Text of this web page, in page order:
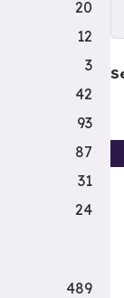
20
12
3
42
93
87
31
24
489